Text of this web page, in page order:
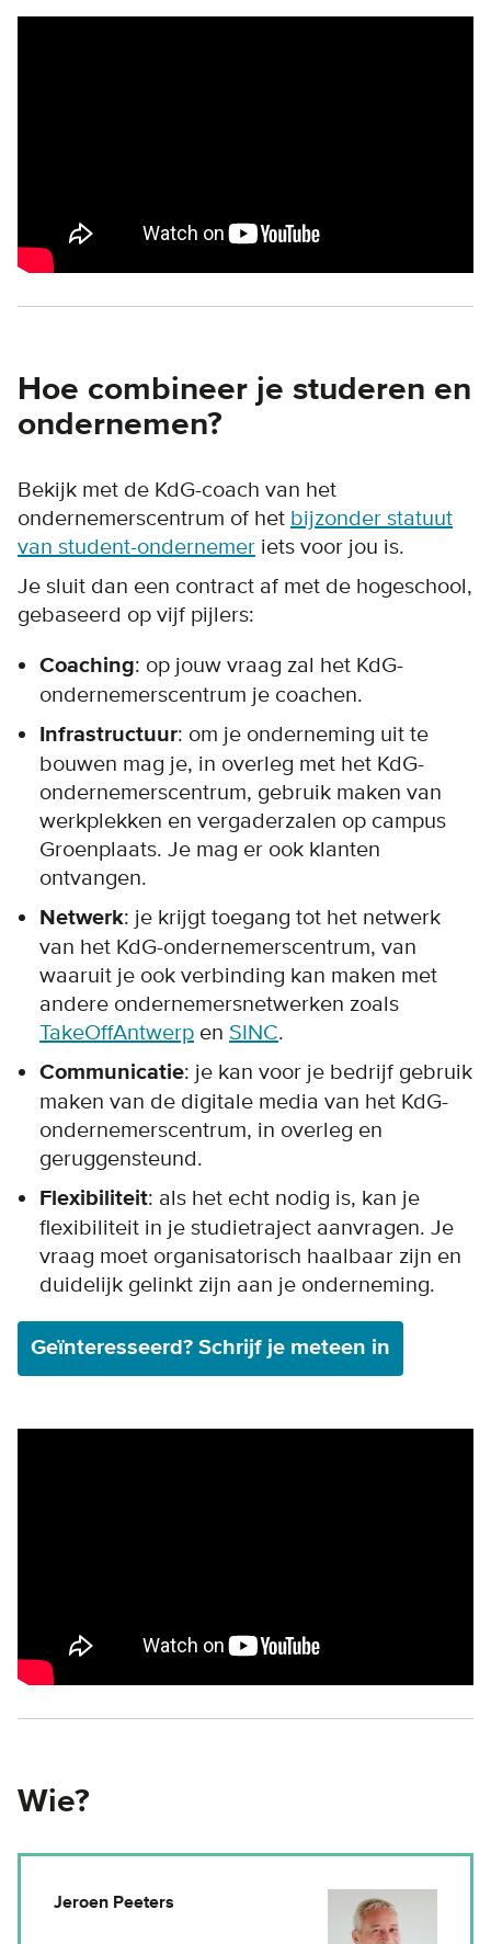
Hoe combineer je studeren en
ondernemen?
Bekijk met de KdG-coach van het
ondernemerscentrum of het bijzonder statuut
van student-ondernemer iets voor jou is.
Je sluit dan een contract af met de hogeschool,
gebaseerd op vijf pijlers:
Coaching: op jouw vraag zal het KdG-
ondernemerscentrum je coachen.
Infrastructuur: om je onderneming uit te
bouwen mag je, in overleg met het KdG-
ondernemerscentrum, gebruik maken van
werkplekken en vergaderzalen op campus
Groenplaats. Je mag er ook klanten
ontvangen.
Netwerk: je krijgt toegang tot het netwerk
van het KdG-ondernemerscentrum, van
waaruit je ook verbinding kan maken met
andere ondernemersnetwerken zoals
TakeOffAntwerp en SINC.
Communicatie: je kan voor je bedrijf gebruik
maken van de digitale media van het KdG-
ondernemerscentrum, in overleg en
geruggensteund.
Flexibiliteit: als het echt nodig is, kan je
flexibiliteit in je studietraject aanvragen. Je
vraag moet organisatorisch haalbaar zijn en
duidelijk gelinkt zijn aan je onderneming.
Geïnteresseerd? Schrijf je meteen in
Wie?
Jeroen Peeters